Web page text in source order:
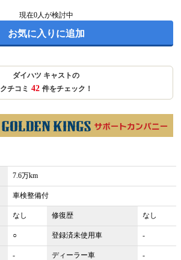
現在0人が検討中
お気に入りに追加
ダイハツ キャストの
クチコミ 42 件をチェック！
7.6万km
車検整備付
なし 修復歴 なし
○ 登録済未使用車 -
- ディーラー車 -